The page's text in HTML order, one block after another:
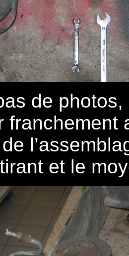
de
franchement
et le